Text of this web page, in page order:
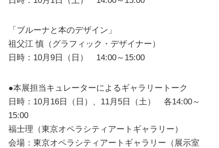
「ブルーナと本のデザイン」
祖父江 慎（グラフィック・デザイナー）
日時：10月9日（日） 14:00～15:00
●本展担当キュレーターによるギャラリートーク
日時：10月16日（日）、11月5日（土） 各14:00～
15:00
福士理（東京オペラシティアートギャラリー）
会場：東京オペラシティアートギャラリー（展示室